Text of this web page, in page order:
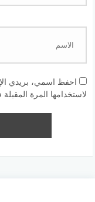
احفظ اسمي، بريدي
لاستخدامها المرة